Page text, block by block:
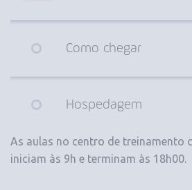
Como chegar
Hospedagem
As aulas no centro de treinamento
iniciam às 9h e terminam às 18h00.